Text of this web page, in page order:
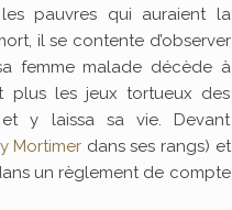
pauvres qui auraient la
il se contente d’observer
femme malade décède à
plus les jeux tortueux des
y laissa sa vie. Devant
Mortimer dans ses rangs) et
un règlement de compte